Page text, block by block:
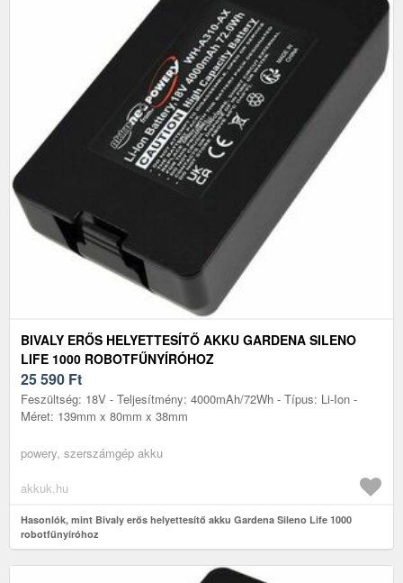
BIVALY ERŐS HELYETTESÍTŐ AKKU GARDENA SILENO
LIFE 1000 ROBOTFŰNYÍRÓHOZ
25 590 Ft
Feszültség: 18V - Teljesítmény: 4000mAh/72Wh - Típus: Li-Ion -
Méret: 139mm x 80mm x 38mm
powery, szerszámgép akku
akkuk.hu
Hasonlók, mint Bivaly erős helyettesítő akku Gardena Sileno Life 1000
robotfűnyíróhoz